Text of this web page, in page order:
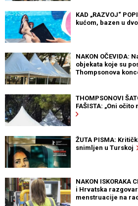
KAD „RAZVOJ“
kućom, bazen u
NAKON OČEVIDA:
objekata koje su
Thompsonova
THOMPSONOVI
FAŠISTA: „Oni
ŽUTA PISMA:
snimljen u Turskoj
NAKON ISKORAKA
i Hrvatska
menstruacije na